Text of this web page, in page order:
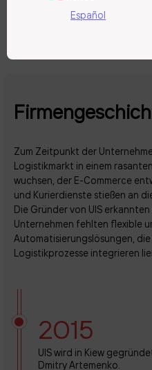
Zum Zeitpunkt der
Logistikmarkt in einem
wuchsen, der E-Commerce
und Kurierdienste stießen an
Die Gründer von UIS
Unternehmen fehlten flexible
Automatisierungslösungen,
Logistikprozesse integrieren
UIS wird in Kiew
Dmitry Artemenko.
2015
Español